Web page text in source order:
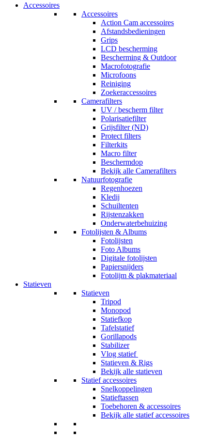
Accessoires
Accessoires
Action Cam accessoires
Afstandsbedieningen
Grips
LCD bescherming
Bescherming & Outdoor
Macrofotografie
Microfoons
Reiniging
Zoekeraccessoires
Camerafilters
UV / bescherm filter
Polarisatiefilter
Grijsfilter (ND)
Protect filters
Filterkits
Macro filter
Beschermdop
Bekijk alle Camerafilters
Natuurfotografie
Regenhoezen
Kledij
Schuiltenten
Rijstenzakken
Onderwaterbehuizing
Fotolijsten & Albums
Fotolijsten
Foto Albums
Digitale fotolijsten
Papiersnijders
Fotolijm & plakmateriaal
Statieven
Statieven
Tripod
Monopod
Statiefkop
Tafelstatief
Gorillapods
Stabilizer
Vlog statief
Statieven & Rigs
Bekijk alle statieven
Statief accessoires
Snelkoppelingen
Statieftassen
Toebehoren & accessoires
Bekijk alle statief accessoires